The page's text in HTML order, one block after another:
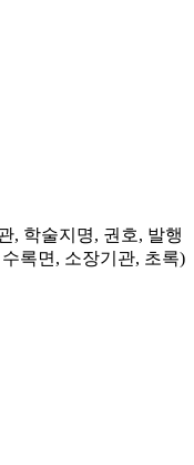
, 학술지명, 권호, 발행
록면, 소장기관, 초록)